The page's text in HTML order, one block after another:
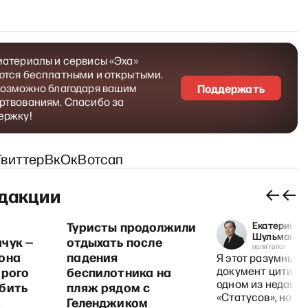
и сервисы «Эха»
бесплатными и открытыми.
благодаря вашим
Спасибо за
Поддержать
ВкОкВотсап
—
Туристы продолжили
отдыхать после
падения
беспилотника на
пляж рядом с
Геленджиком
Екатерина
Шульман
политолог
Я этот разумный
документ
одном из недавних
«Статусов», но